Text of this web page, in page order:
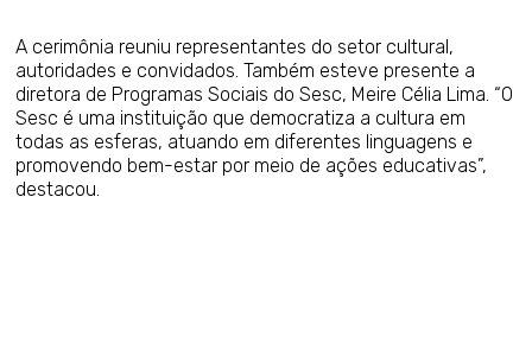
A cerimônia reuniu representantes do setor cultural,
autoridades e convidados. Também esteve presente a
diretora de Programas Sociais do Sesc, Meire Célia Lima. “O
Sesc é uma instituição que democratiza a cultura em
todas as esferas, atuando em diferentes linguagens e
promovendo bem-estar por meio de ações educativas”,
destacou.